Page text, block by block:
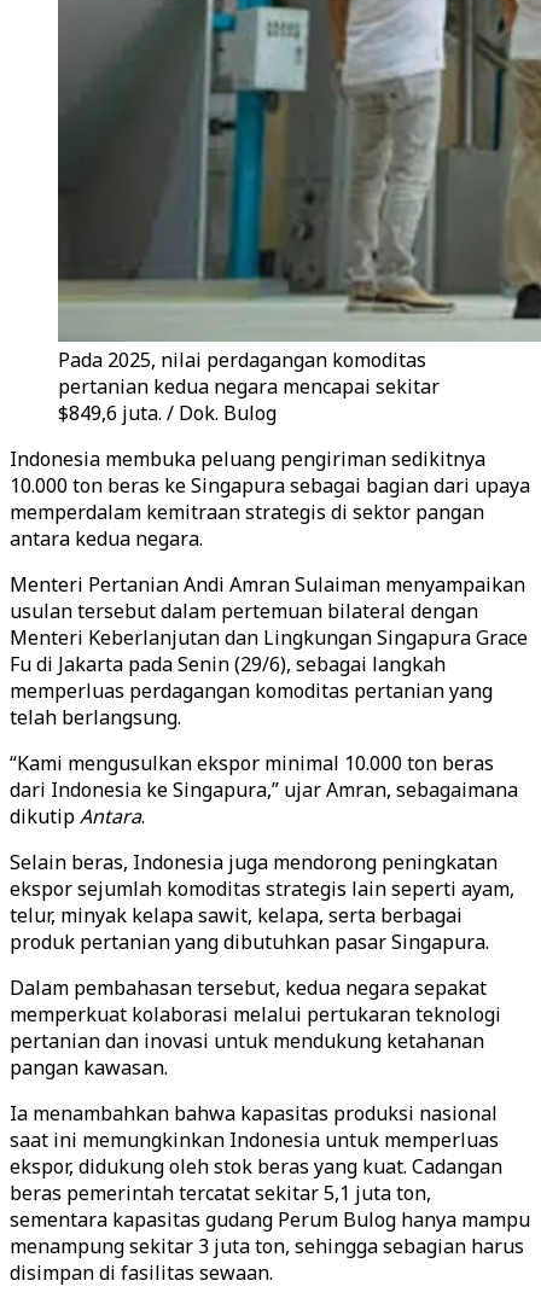
Pada 2025, nilai perdagangan komoditas
pertanian kedua negara mencapai sekitar
$849,6 juta. / Dok. Bulog
Indonesia membuka peluang pengiriman sedikitnya
10.000 ton beras ke Singapura sebagai bagian dari upaya
memperdalam kemitraan strategis di sektor pangan
antara kedua negara.
Menteri Pertanian Andi Amran Sulaiman menyampaikan
usulan tersebut dalam pertemuan bilateral dengan
Menteri Keberlanjutan dan Lingkungan Singapura Grace
Fu di Jakarta pada Senin (29/6), sebagai langkah
memperluas perdagangan komoditas pertanian yang
telah berlangsung.
“Kami mengusulkan ekspor minimal 10.000 ton beras
dari Indonesia ke Singapura,” ujar Amran, sebagaimana
dikutipAntara.
Selain beras, Indonesia juga mendorong peningkatan
ekspor sejumlah komoditas strategis lain seperti ayam,
telur, minyak kelapa sawit, kelapa, serta berbagai
produk pertanian yang dibutuhkan pasar Singapura.
Dalam pembahasan tersebut, kedua negara sepakat
memperkuat kolaborasi melalui pertukaran teknologi
pertanian dan inovasi untuk mendukung ketahanan
pangan kawasan.
Ia menambahkan bahwa kapasitas produksi nasional
saat ini memungkinkan Indonesia untuk memperluas
ekspor, didukung oleh stok beras yang kuat. Cadangan
beras pemerintah tercatat sekitar 5,1 juta ton,
sementara kapasitas gudang Perum Bulog hanya mampu
menampung sekitar 3 juta ton, sehingga sebagian harus
disimpan di fasilitas sewaan.